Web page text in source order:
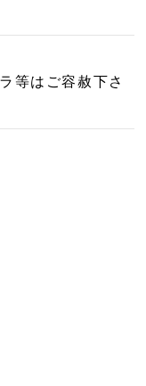
等はご容赦下さ